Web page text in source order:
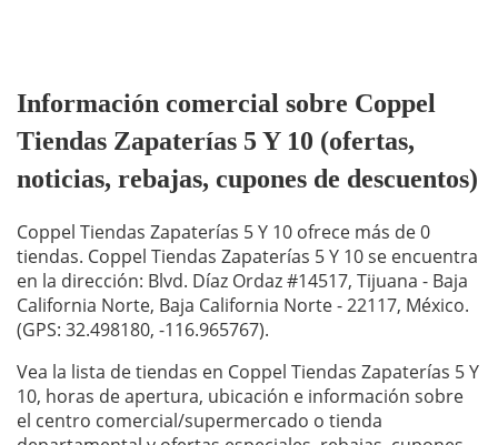
Información comercial sobre Coppel
Tiendas Zapaterías 5 Y 10 (ofertas,
noticias, rebajas, cupones de descuentos)
Coppel Tiendas Zapaterías 5 Y 10 ofrece más de 0
tiendas. Coppel Tiendas Zapaterías 5 Y 10 se encuentra
en la dirección: Blvd. Díaz Ordaz #14517, Tijuana - Baja
California Norte, Baja California Norte - 22117, México.
(GPS: 32.498180, -116.965767).
Vea la lista de tiendas en Coppel Tiendas Zapaterías 5 Y
10, horas de apertura, ubicación e información sobre
el centro comercial/supermercado o tienda